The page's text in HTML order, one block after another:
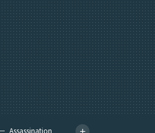
Assassination